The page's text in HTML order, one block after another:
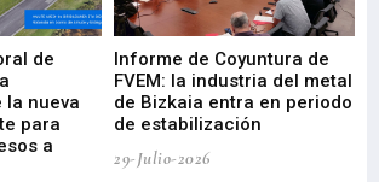
de
nueva
para
a
Informe de Coyuntura de
FVEM: la industria del metal
de Bizkaia entra en periodo
de estabilización
29-Julio-2026